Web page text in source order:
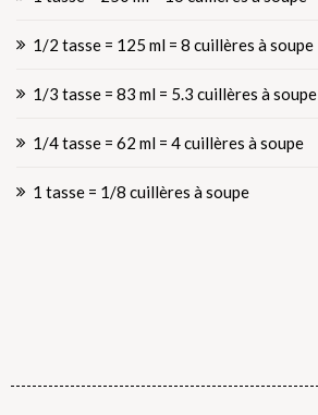
1/2 tasse = 125 ml = 8 cuillères à soupe
1/3 tasse = 83 ml = 5.3 cuillères à soupe
1/4 tasse = 62 ml = 4 cuillères à soupe
1 tasse = 1/8 cuillères à soupe